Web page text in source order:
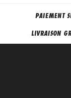
PAIEMENT
LIVRAISON